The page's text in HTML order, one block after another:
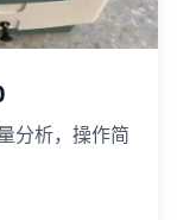
分析，操作简